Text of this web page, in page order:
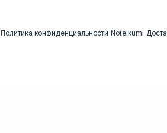
Политика конфиденциальности Noteikumi